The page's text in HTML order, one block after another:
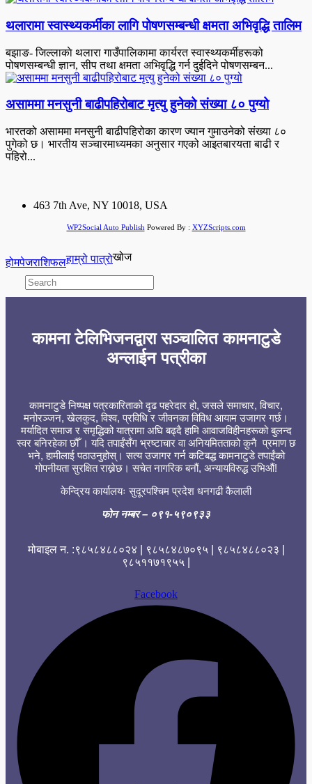
थलारामा स्वास्थ्यकर्मीका लागि पोषणसम्बन्धी क्षमता अभिवृद्धि तालिम
बझाङ- जिल्लाकाे थलारा गाउँपालिकामा कार्यरत स्वास्थ्यकर्मीहरूको
पोषणसम्बन्धी ज्ञान, सीप तथा क्षमता अभिवृद्धि गर्न दुईदिने पोषणसम्बन...
असाममा मनसुनी बाढीपहिरोबाट मृत्यु हुनेको संख्या ८० पुग्यो
भारतको असाममा मनसुनी बाढीपहिरोका कारण ज्यान गुमाउनेको संख्या ८०
पुगेको छ। भारतीय सञ्चारमाध्यमका अनुसार गएको आइतबारयता बाढी र
पहिरो...
463 7th Ave, NY 10018, USA
WP2Social Auto Publish Powered By : XYZScripts.com
होमपेजराशिफलहाम्रो पात्रोखोज
कामना टेलिभिजनद्वारा सञ्चालित कामनाटुडे
अन्लाईन पत्रीका
कामनाटुडे निष्पक्ष पत्रकारिताको दृढ पहरेदार हो, जसले समाचार, विचार,
मनोरञ्जन, खेलकुद, विश्व, प्रविधि र जीवनका विविध आयाम उजागर गर्छ।
मर्यादित समाज र समृद्धिको यात्रामा अघि बढ्दै हामि आवाजविहीनहरूको बुलन्द
स्वर बनिरहेका छौँ । यदि तपाईंसँग भ्रष्टाचार वा अनियमितताको कुनै प्रमाण छ
भने, हामीलाई पठाउनुहोस्। सत्य उजागर गर्न कटिबद्ध कामनाटुडे तपाईंको
गोपनीयता सुरक्षित राख्नेछ। सचेत नागरिक बनौं, अन्यायविरुद्ध उभिऔं!
केन्द्रिय कार्यालयः सुदूरपश्चिम प्रदेश धनगढी कैलाली
फोन नम्बर– ०९१-५९०९३३
मोबाइल न. :९८५८४८८०२४ | ९८५८४८७०९५ | ९८५८४८८०२३ |
९८५११७१९५५ |
Facebook